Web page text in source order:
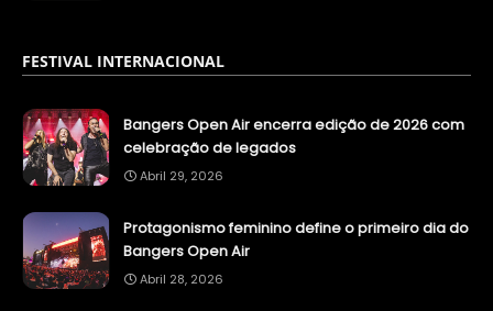
FESTIVAL INTERNACIONAL
Bangers Open Air encerra edição de 2026 com
celebração de legados
Abril 29, 2026
Protagonismo feminino define o primeiro dia do
Bangers Open Air
Abril 28, 2026